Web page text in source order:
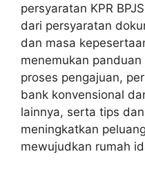
persyaratan KPR
dari persyaratan
dan masa
menemukan
proses pengajuan,
bank konvensional
lainnya, serta tips
meningkatkan
mewujudkan rumah